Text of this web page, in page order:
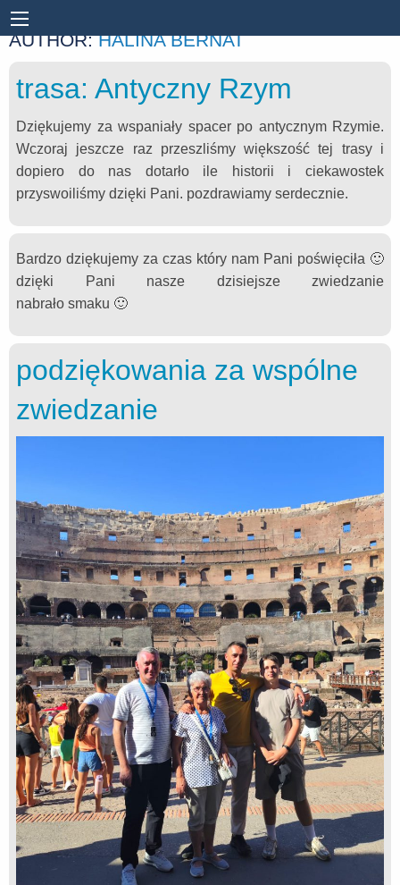
AUTHOR:HALINA BERNAT
trasa: Antyczny Rzym
Dziękujemy za wspaniały spacer po antycznym Rzymie.
Wczoraj jeszcze raz przeszliśmy większość tej trasy i
dopiero do nas dotarło ile historii i ciekawostek
przyswoiliśmy dzięki Pani. pozdrawiamy serdecznie.
Bardzo dziękujemy za czas który nam Pani poświęciła 🙂
dzięki Pani nasze dzisiejsze zwiedzanie
nabrało smaku 🙂
podziękowania za wspólne
zwiedzanie